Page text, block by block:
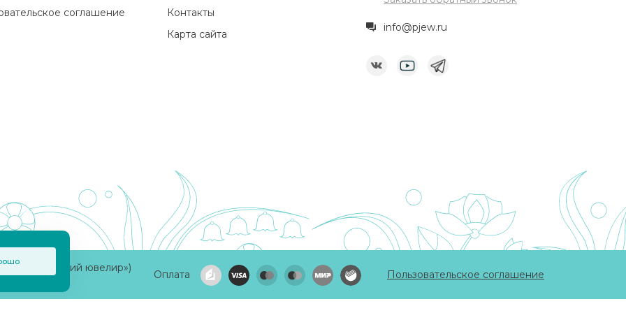
соглашение
Контакты
Карта сайта
info@pjew.ru
ювелир»)
Оплата Пользовательское соглашение